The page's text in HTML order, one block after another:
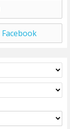
Facebook